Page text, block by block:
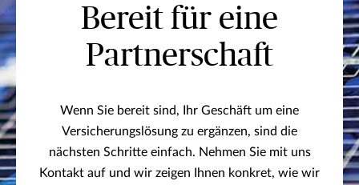
Bereit für eine
Partnerschaft
Wenn Sie bereit sind, Ihr Geschäft um eine
Versicherungslösung zu ergänzen, sind die
nächsten Schritte einfach. Nehmen Sie mit uns
Kontakt auf und wir zeigen Ihnen konkret, wie wir